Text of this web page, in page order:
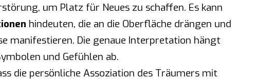
um Platz für Neues zu schaffen. Es kann
hindeuten, die an die Oberfläche drängen und
manifestieren. Die genaue Interpretation hängt
und Gefühlen ab.
die persönliche Assoziation des Träumers mit